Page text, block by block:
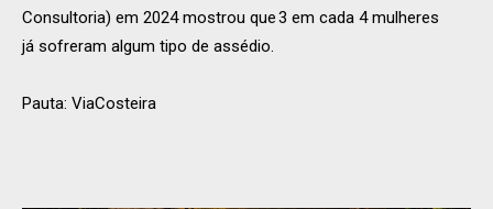
Consultoria) em 2024 mostrou que 3 em cada 4 mulheres
já sofreram algum tipo de assédio.
Pauta: ViaCosteira